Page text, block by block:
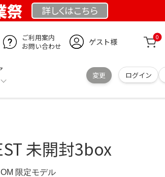
祭 詳しくはこちら
ご利用案内
お問い合わせ
ゲスト様 0
変更 ログイン
未開封3box
限定モデル